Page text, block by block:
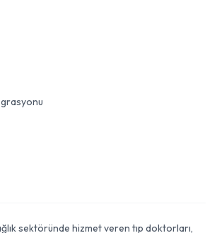
sektöründe hizmet veren tıp doktorları,